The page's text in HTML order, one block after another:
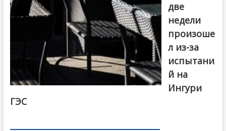
две
недели
произоше
л из-за
испытани
й на
Ингури
ГЭС